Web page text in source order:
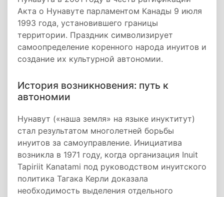
Акта о Нунавуте парламентом Канады 9 июля
1993 года, установившего границы
территории. Праздник символизирует
самоопределение коренного народа инуитов и
создание их культурной автономии.
История возникновения: путь к
автономии
Нунавут («наша земля» на языке инуктитут)
стал результатом многолетней борьбы
инуитов за самоуправление. Инициатива
возникла в 1971 году, когда организация Inuit
Tapiriit Kanatami под руководством инуитского
политика Тагака Керли доказала
необходимость выделения отдельного